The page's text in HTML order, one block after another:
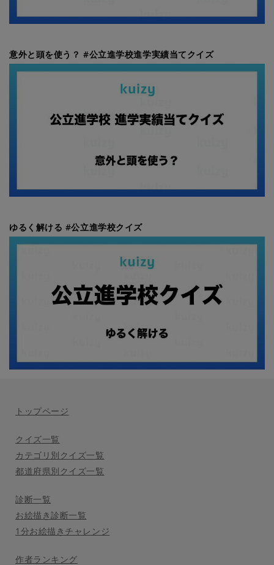
意外と頭を使う？ #公立進学校進学実績当てクイズ
ゆるく解ける #公立進学校クイズ
トップページ
クイズ一覧
カテゴリ別クイズ一覧
都道府県別クイズ一覧
診断一覧
お絵描き診断一覧
1分お絵描きチャレンジ
作者ランキング